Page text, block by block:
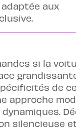
aux
si la
de
approche
silencieuse